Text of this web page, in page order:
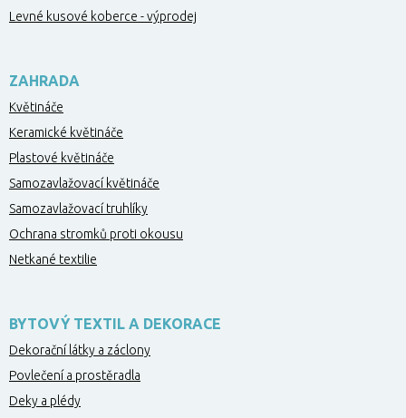
Levné kusové koberce - výprodej
ZAHRADA
Květináče
Keramické květináče
Plastové květináče
Samozavlažovací květináče
Samozavlažovací truhlíky
Ochrana stromků proti okousu
Netkané textilie
BYTOVÝ TEXTIL A DEKORACE
Dekorační látky a záclony
Povlečení a prostěradla
Deky a plédy